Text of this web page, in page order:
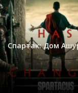
Спартак: Дом